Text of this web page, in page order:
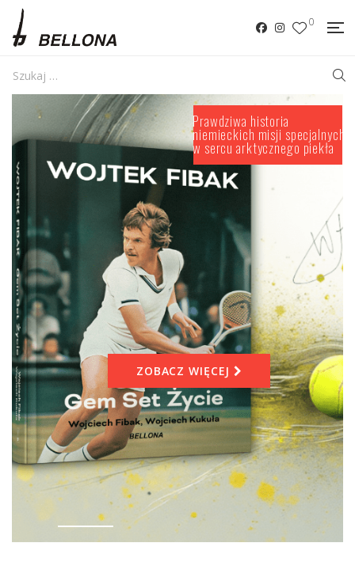
0
ZOBACZ WIĘCEJ
Prawdziwa historia
niemieckich misji specjalnych
w sercu arktycznego piekła